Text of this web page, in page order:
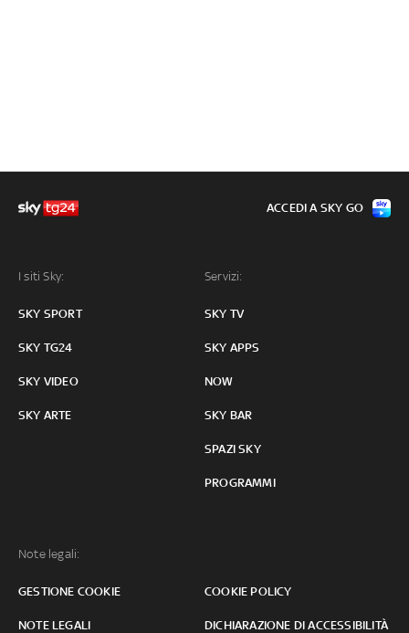
I siti Sky:
SKY SPORT
SKY TG24
SKY VIDEO
SKY ARTE
Servizi:
SKY TV
SKY APPS
NOW
SKY BAR
SPAZI SKY
PROGRAMMI
Note legali:
GESTIONE COOKIE COOKIE POLICY
NOTE LEGALI DICHIARAZIONE DI ACCESSIBILITÀ
ACCEDI A SKY GO